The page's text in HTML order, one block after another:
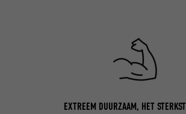
EXTREEM DUURZAAM, HET